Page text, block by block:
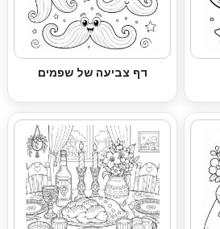
דף צביעה של שפמים